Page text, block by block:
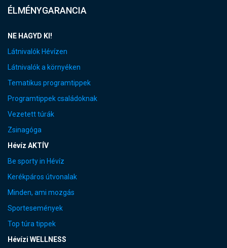
ÉLMÉNYGARANCIA
NE HAGYD KI!
Látnivalók Hévízen
Látnivalók a környéken
Tematikus programtippek
Programtippek családoknak
Vezetett túrák
Zsinagóga
Hévíz AKTÍV
Be sporty in Hévíz
Kerékpáros útvonalak
Minden, ami mozgás
Sportesemények
Top túra tippek
Hévízi WELLNESS